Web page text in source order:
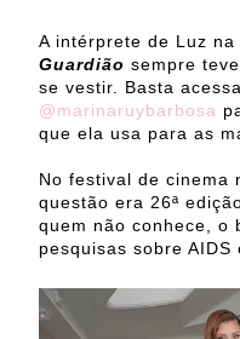
A intérprete de Luz
Guardião sempre
se vestir. Basta
@marinaruybarbosa
que ela usa para as
No festival de cinema
questão era 26ª
quem não conhece, o
pesquisas sobre AIDS